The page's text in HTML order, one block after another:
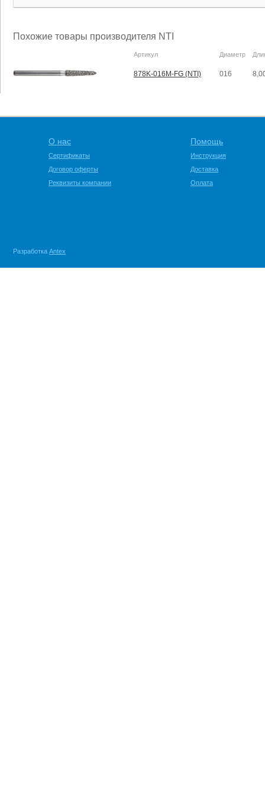
Похожие товары производителя NTI
Артикул Диаметр
878K-016M-FG (NTI) 016
О нас
Сертификаты
Договор оферты
Реквизиты компании
Помощь
Инструкция
Доставка
Оплата
Разработка Antex